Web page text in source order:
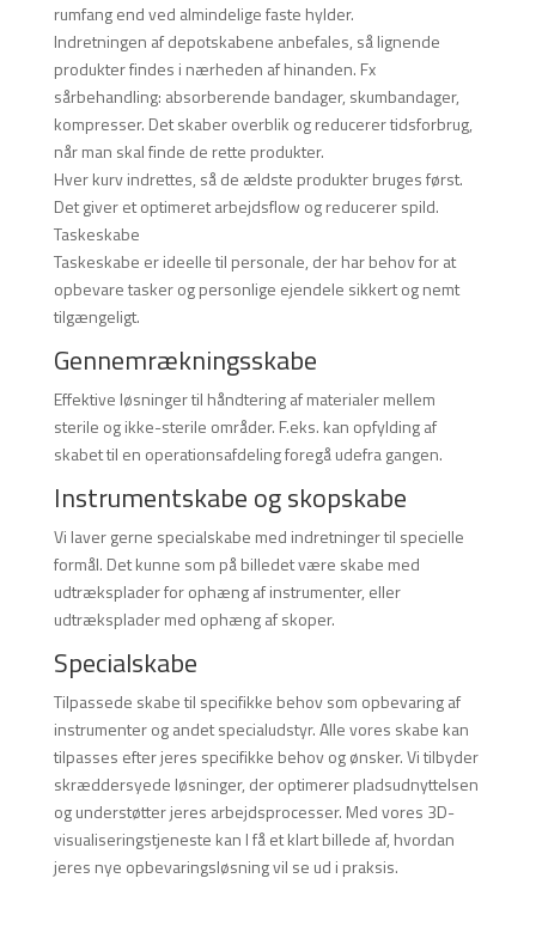
rumfang end ved almindelige faste hylder.
Indretningen af depotskabene anbefales, så lignende
produkter findes i nærheden af hinanden. Fx
sårbehandling: absorberende bandager, skumbandager,
kompresser. Det skaber overblik og reducerer tidsforbrug,
når man skal finde de rette produkter.
Hver kurv indrettes, så de ældste produkter bruges først.
Det giver et optimeret arbejdsflow og reducerer spild.
Taskeskabe
Taskeskabe er ideelle til personale, der har behov for at
opbevare tasker og personlige ejendele sikkert og nemt
tilgængeligt.
Gennemrækningsskabe
Effektive løsninger til håndtering af materialer mellem
sterile og ikke-sterile områder. F.eks. kan opfylding af
skabet til en operationsafdeling foregå udefra gangen.
Instrumentskabe og skopskabe
Vi laver gerne specialskabe med indretninger til specielle
formål. Det kunne som på billedet være skabe med
udtræksplader for ophæng af instrumenter, eller
udtræksplader med ophæng af skoper.
Specialskabe
Tilpassede skabe til specifikke behov som opbevaring af
instrumenter og andet specialudstyr. Alle vores skabe kan
tilpasses efter jeres specifikke behov og ønsker. Vi tilbyder
skræddersyede løsninger, der optimerer pladsudnyttelsen
og understøtter jeres arbejdsprocesser. Med vores 3D-
visualiseringstjeneste kan I få et klart billede af, hvordan
jeres nye opbevaringsløsning vil se ud i praksis.